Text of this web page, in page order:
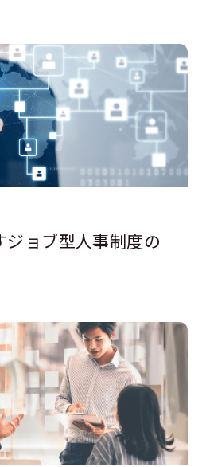
ジョブ型人事制度の